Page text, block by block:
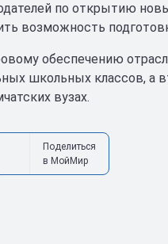
по открытию
возможность
обеспечению
школьных классов, а
вузах.
Поделиться
в МойМир